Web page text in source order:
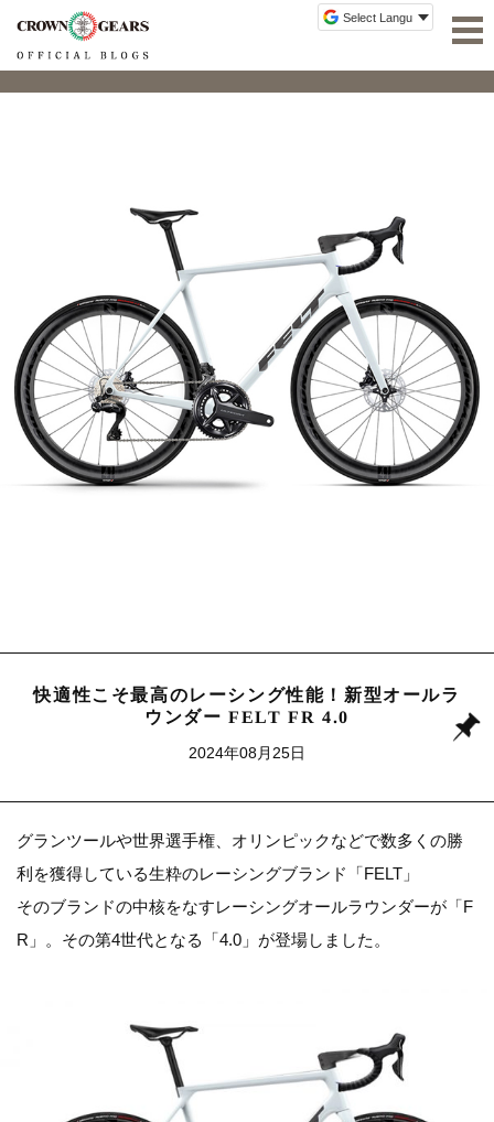
快適性こそ最高のレーシング性能！新型オールラ
ウンダー FELT FR 4.0
2024年08月25日
グランツールや世界選手権、オリンピックなどで数多くの勝
利を獲得している生粋のレーシングブランド「FELT」
そのブランドの中核をなすレーシングオールラウンダーが「F
R」。その第4世代となる「4.0」が登場しました。